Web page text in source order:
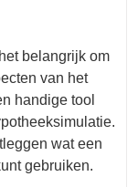
belangrijk om
van het
handige tool
wat een
gebruiken.